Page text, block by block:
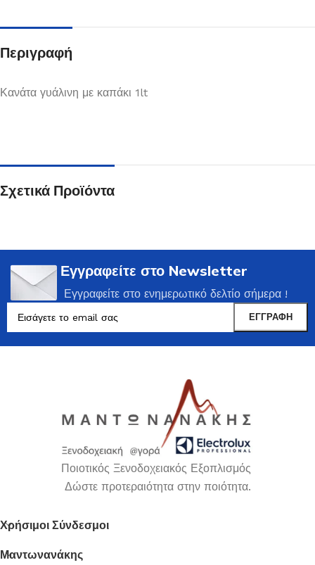
Περιγραφή
Κανάτα γυάλινη με καπάκι 1lt
Σχετικά Προϊόντα
Εγγραφείτε στο Newsletter
Εγγραφείτε στο ενημερωτικό δελτίο σήμερα !
Ποιοτικός Ξενοδοχειακός Εξοπλισμός
Δώστε προτεραιότητα στην ποιότητα.
Χρήσιμοι Σύνδεσμοι
Μαντωνανάκης